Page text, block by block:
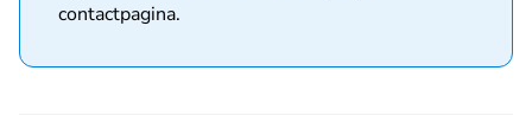
contactpagina.